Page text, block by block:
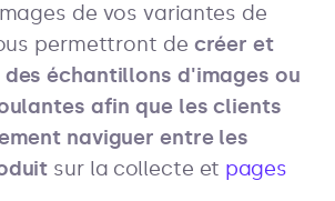
de vos variantes de
permettront de créer et
échantillons d'images ou
afin que les clients
naviguer entre les
sur la collecte et pages